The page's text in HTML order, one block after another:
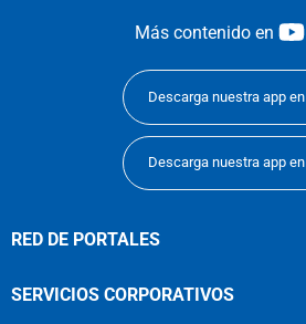
Más contenido en
Descarga nuestra app en
Descarga nuestra app en
RED DE PORTALES
SERVICIOS CORPORATIVOS